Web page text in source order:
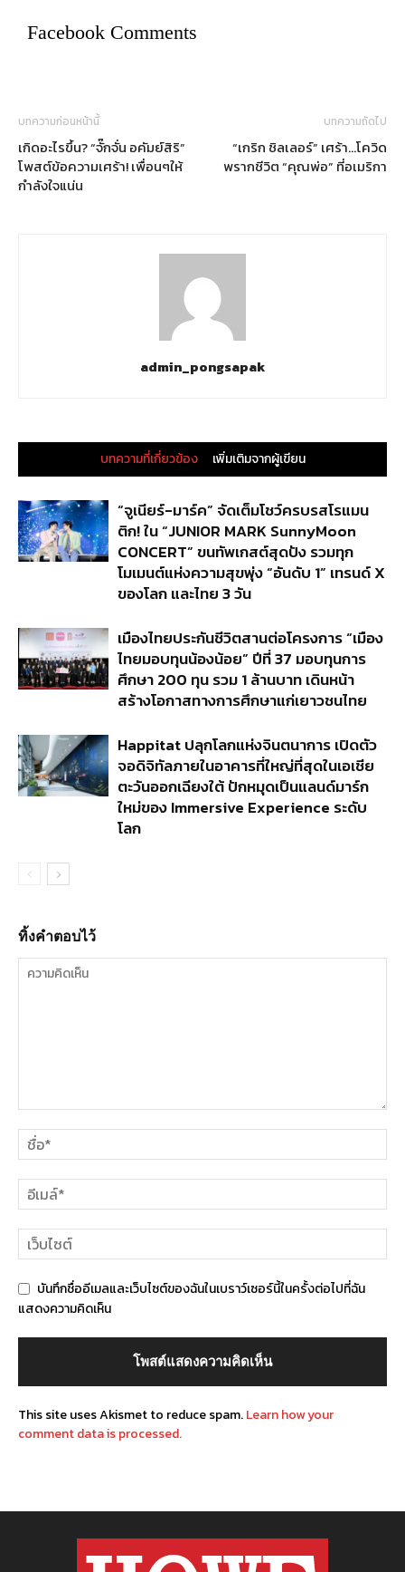
Facebook Comments
บทความก่อนหน้านี้
เกิดอะไรขึ้น? “จั๊กจั่น อคัมย์สิริ”
โพสต์ข้อความเศร้า! เพื่อนๆให้
กำลังใจแน่น
บทความถัดไป
“เกริก ชิลเลอร์” เศร้า…โควิด
พรากชีวิต “คุณพ่อ” ที่อเมริกา
admin_pongsapak
บทความที่เกี่ยวข้อง เพิ่มเติมจากผู้เขียน
“จูเนียร์-มาร์ค” จัดเต็มโชว์ครบรสโรแมน
ติก! ใน “JUNIOR MARK SunnyMoon
CONCERT” ขนทัพเกสต์สุดปัง รวมทุก
โมเมนต์แห่งความสุขพุ่ง “อันดับ 1” เทรนด์ X
ของโลก และไทย 3 วัน
เมืองไทยประกันชีวิตสานต่อโครงการ “เมือง
ไทยมอบทุนน้องน้อย” ปีที่ 37 มอบทุนการ
ศึกษา 200 ทุน รวม 1 ล้านบาท เดินหน้า
สร้างโอกาสทางการศึกษาแก่เยาวชนไทย
Happitat ปลุกโลกแห่งจินตนาการ เปิดตัว
จอดิจิทัลภายในอาคารที่ใหญ่ที่สุดในเอเชีย
ตะวันออกเฉียงใต้ ปักหมุดเป็นแลนด์มาร์ก
ใหม่ของ Immersive Experience ระดับ
โลก
ทิ้งคำตอบไว้
บันทึกชื่ออีเมลและเว็บไซต์ของฉันในเบราว์เซอร์นี้ในครั้งต่อไปที่ฉัน
แสดงความคิดเห็น
This site uses Akismet to reduce spam.Learn how your
comment data is processed.